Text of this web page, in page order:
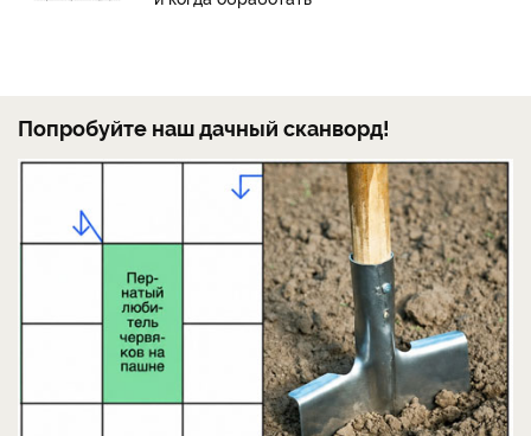
Попробуйте наш дачный сканворд!